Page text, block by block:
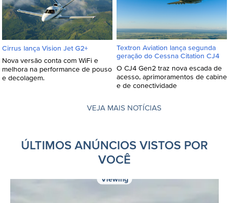
Cirrus lança Vision Jet G2+
Nova versão conta com WiFi e
melhora na performance de pouso
e decolagem.
Textron Aviation lança segunda
geração do Cessna Citation CJ4
O CJ4 Gen2 traz nova escada de
acesso, aprimoramentos de cabine
e de conectividade
VEJA MAIS NOTÍCIAS
ÚLTIMOS ANÚNCIOS VISTOS POR
VOCÊ
Viewing